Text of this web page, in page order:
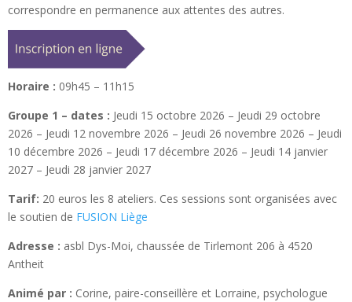
correspondre en permanence aux attentes des autres.
Horaire : 09h45 – 11h15
Groupe 1 – dates : Jeudi 15 octobre 2026 – Jeudi 29 octobre
2026 – Jeudi 12 novembre 2026 – Jeudi 26 novembre 2026 – Jeudi
10 décembre 2026 – Jeudi 17 décembre 2026 – Jeudi 14 janvier
2027 – Jeudi 28 janvier 2027
Tarif: 20 euros les 8 ateliers. Ces sessions sont organisées avec
le soutien de FUSION Liège
Adresse : asbl Dys-Moi, chaussée de Tirlemont 206 à 4520
Antheit
Animé par : Corine, paire-conseillère et Lorraine, psychologue